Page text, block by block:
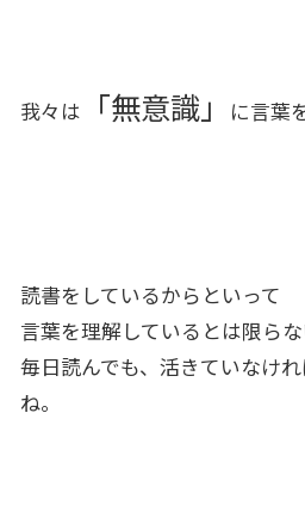
我々は 「無意識」 に言葉
読書をしているからといって
言葉を理解しているとは限ら
毎日読んでも、活きていなけ
ね。